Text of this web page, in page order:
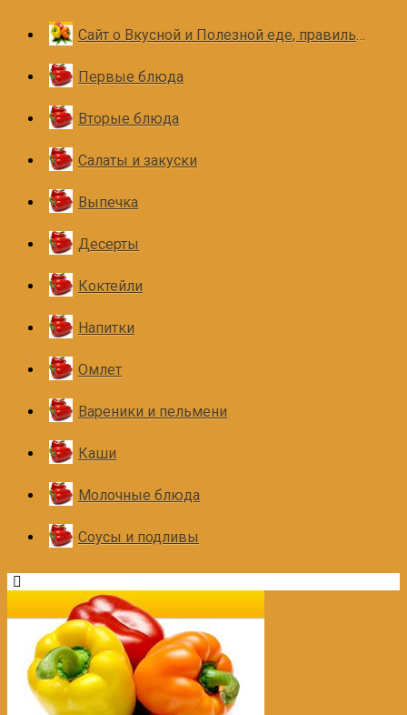
Сайт о Вкусной и Полезной еде, правильном и здоровом питании
Первые блюда
Вторые блюда
Салаты и закуски
Выпечка
Десерты
Коктейли
Напитки
Омлет
Вареники и пельмени
Каши
Молочные блюда
Соусы и подливы